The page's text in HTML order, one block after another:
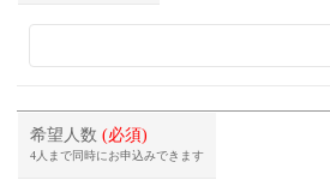
希望人数(必須)
4人まで同時にお申込みできます